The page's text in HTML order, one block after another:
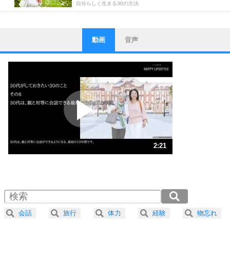
自分らしく生きる30の方法
1
ストレス対策
他人と比べない。
いっそのこと、他人を見ない。
いらいらしない人になる30の方法
プラス思考
ポジティブになれない原因は、行動しないから。
ポジティブ思考になる30の方法
ストレス対策
人生、なんとかなるもの。
気楽に生きる30の方法
4 器の大きい人は、怒りを優しさで表現する。
プラス思考
動画 音声
2:21
2.0倍速 （277KB 1分10秒）
2.5倍速 （222KB 56秒）
3.0倍速 （185KB 47秒）
会話 旅行 体力 経験 物忘れ